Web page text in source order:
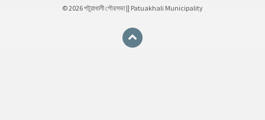
© 2026 পটুয়াখালী পৌরসভা || Patuakhali Municipality